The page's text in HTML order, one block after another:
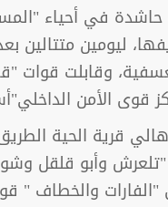
في أحياء
ليومين متتالين
وقابلت
قوى الأمن
وأبو قلقل
والخطاف "